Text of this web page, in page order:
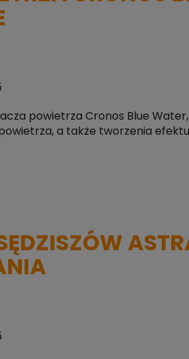
powietrza Cronos Blue
a także tworzenia efektu